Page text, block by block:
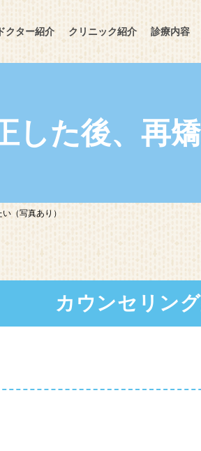
クター紹介 クリニック紹介
アクセス
診療内容
裏側矯正
全顎矯正
マウスピース
歯を抜かない歯
した後、再
（写真あり）
カウンセリン